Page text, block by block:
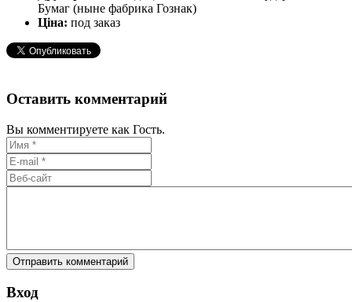
Бумаг (ныне фабрика Гознак)
Ціна: под заказ
Оставить комментарий
Вы комментируете как Гость.
Вход